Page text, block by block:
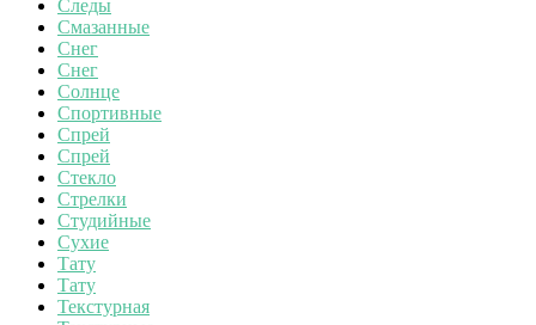
Следы
Смазанные
Снег
Снег
Солнце
Спортивные
Спрей
Спрей
Стекло
Стрелки
Студийные
Сухие
Тату
Тату
Текстурная